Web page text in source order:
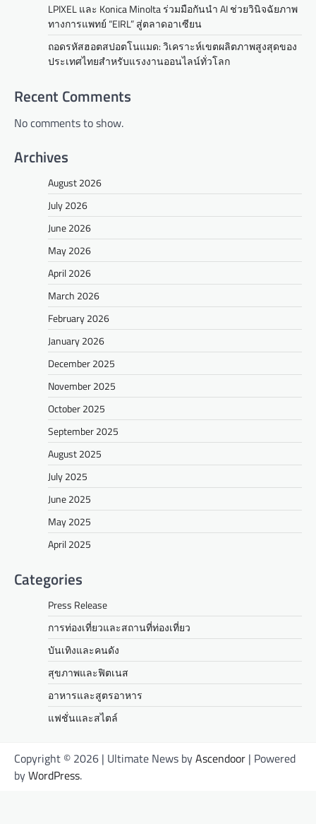
LPIXEL และ Konica Minolta ร่วมมือกันนำ AI ช่วยวินิจฉัยภาพ
ทางการแพทย์ “EIRL” สู่ตลาดอาเซียน
ถอดรหัสฮอตสปอตโนแมด: วิเคราะห์เขตผลิตภาพสูงสุดของ
ประเทศไทยสำหรับแรงงานออนไลน์ทั่วโลก
Recent Comments
No comments to show.
Archives
August 2026
July 2026
June 2026
May 2026
April 2026
March 2026
February 2026
January 2026
December 2025
November 2025
October 2025
September 2025
August 2025
July 2025
June 2025
May 2025
April 2025
Categories
Press Release
การท่องเที่ยวและสถานที่ท่องเที่ยว
บันเทิงและคนดัง
สุขภาพและฟิตเนส
อาหารและสูตรอาหาร
แฟชั่นและสไตล์
Copyright © 2026 | Ultimate News byAscendoor | Powered
byWordPress.